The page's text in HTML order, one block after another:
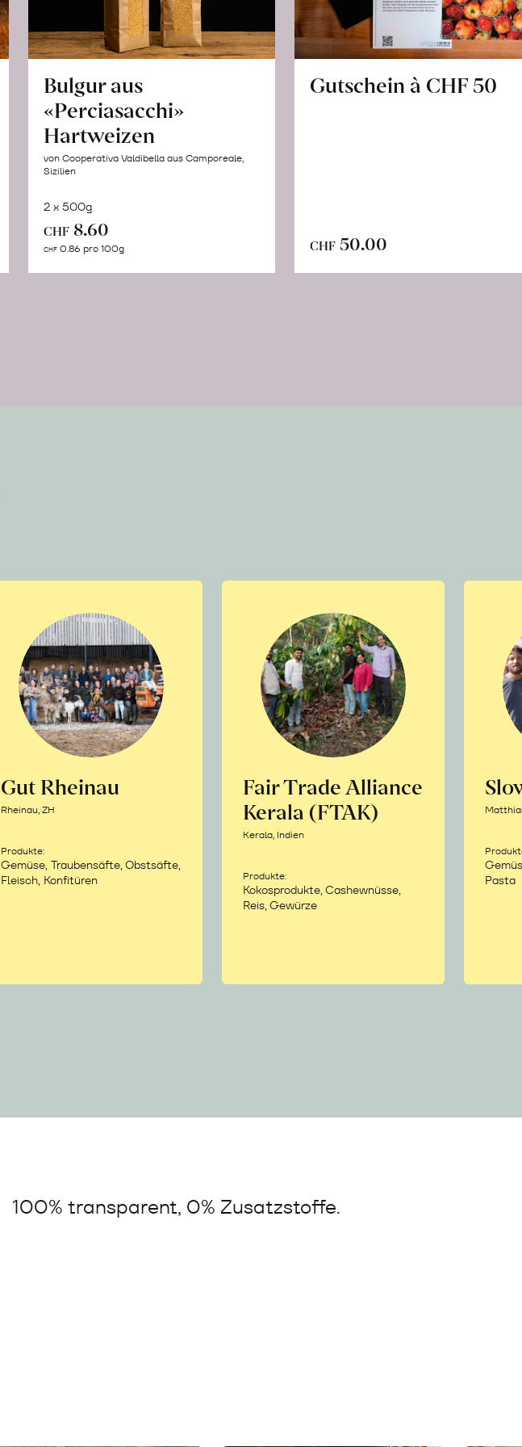
Bulgur aus
«Perciasacchi»
Hartweizen
von Cooperativa Valdibella aus Camporeale,
Sizilien
2 x 500g
CHF 8.60
CHF 0.86 pro 100g
Gutschein à CHF 50
CHF 50.00
Warenkorb
Gut Rheinau
Rheinau, ZH
Produkte:
Gemüse, Traubensäfte, Obstsäfte,
Fleisch, Konfitüren
Fair Trade Alliance
Kerala (FTAK)
Kerala, Indien
Produkte:
Kokosprodukte, Cashewnüsse,
Reis, Gewürze
Pasta
100% transparent, 0% Zusatzstoffe.